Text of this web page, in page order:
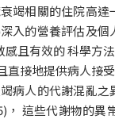
竭相關的住院高
入的營養評估及
且有效的 科學方
接地提供病人接
病人的代謝混亂
這些代謝物的異